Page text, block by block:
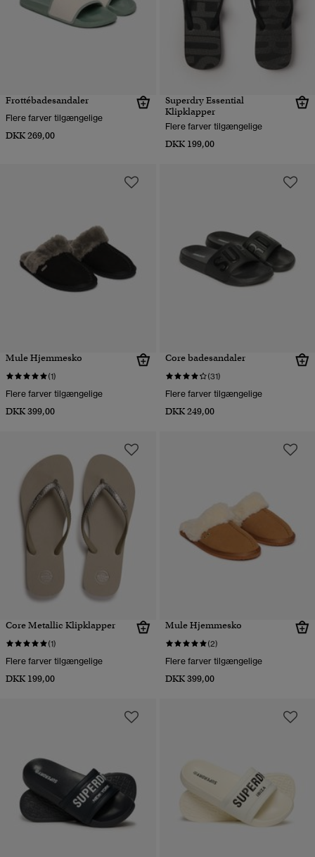
Frottébadesandaler
Flere farver tilgængelige
DKK 269,00
Superdry Essential
Klipklapper
Flere farver tilgængelige
DKK 199,00
Mule Hjemmesko
(1)
Flere farver tilgængelige
DKK 399,00
Core badesandaler
(31)
Flere farver tilgængelige
DKK 249,00
Core Metallic Klipklapper
(1)
Flere farver tilgængelige
DKK 199,00
Mule Hjemmesko
(2)
Flere farver tilgængelige
DKK 399,00